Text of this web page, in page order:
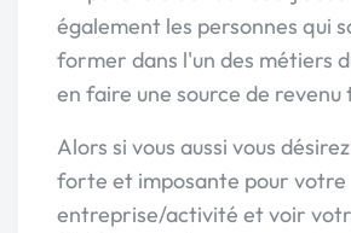
également les personnes qui
former dans l'un des métiers
en faire une source de
Alors si vous aussi vous
forte et imposante pour votre
entreprise/activité et voir